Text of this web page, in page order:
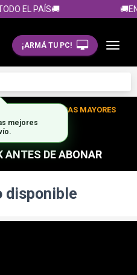
EL PAÍS🚚
¡ARMÁ TU PC!
EN TUS COMPRAS MAYORES
ANTES DE ABONAR
disponible
mejores